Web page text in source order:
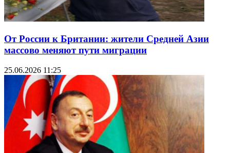
От России к Британии: жители Средней Азии
массово меняют пути миграции
25.06.2026 11:25